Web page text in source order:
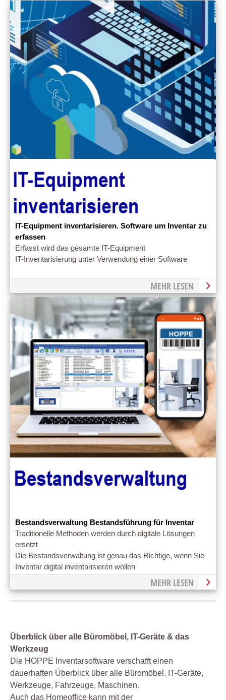
IT-Equipment inventarisieren. Software um Inventar zu
erfassen
Erfasst wird das gesamte IT-Equipment
IT-Inventarisierung unter Verwendung einer Software
MEHR LESEN
Bestandsverwaltung Bestandsführung für Inventar
Traditionelle Methoden werden durch digitale Lösungen
ersetzt
Die Bestandsverwaltung ist genau das Richtige, wenn Sie
Inventar digital inventarisieren wollen
MEHR LESEN
Überblick über alle Büromöbel, IT-Geräte & das
Werkzeug
Die HOPPE Inventarsoftware verschafft einen
dauerhaften Überblick über alle Büromöbel, IT-Geräte,
Werkzeuge, Fahrzeuge, Maschinen.
Auch das Homeoffice kann mit der